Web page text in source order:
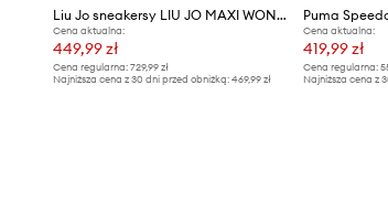
Liu Jo sneakersy LIU JO MAXI WONDER 97
Cena aktualna:
449,99 zł
Cena regularna: 729,99 zł
Najniższa cena z 30 dni przed obniżką: 469,99 zł
Puma
Cena aktualna:
419,99 zł
Cena regularna:
Najniższa cena z